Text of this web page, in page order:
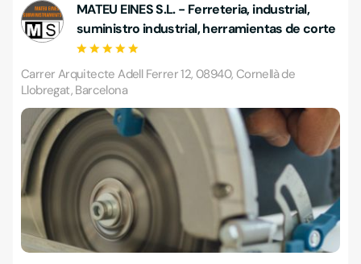
MATEU EINES S.L. - Ferreteria, industrial,
suministro industrial, herramientas de corte
Carrer Arquitecte Adell Ferrer 12, 08940, Cornellà de
Llobregat, Barcelona